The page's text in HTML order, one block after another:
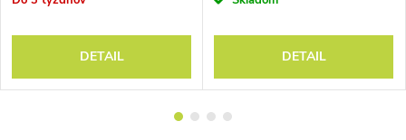
DETAIL DETAIL